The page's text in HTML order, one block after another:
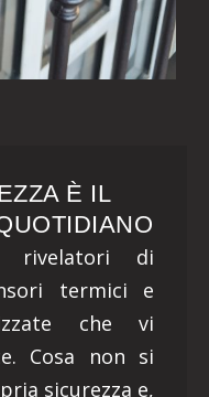
È IL
rivelatori di
termici e
che vi
Cosa non si
sicurezza e,